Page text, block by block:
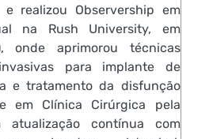
e realizou Observership em
na Rush University, em
onde aprimorou técnicas
para implante de
e tratamento da disfunção
em Clínica Cirúrgica pela
atualização contínua com